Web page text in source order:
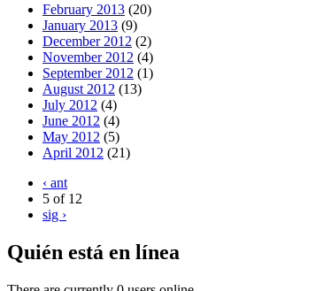
February 2013 (20)
January 2013 (9)
December 2012 (2)
November 2012 (4)
September 2012 (1)
August 2012 (13)
July 2012 (4)
June 2012 (4)
May 2012 (5)
April 2012 (21)
‹ ant
5 of 12
sig ›
Quién está en línea